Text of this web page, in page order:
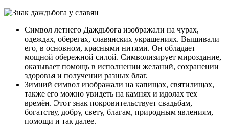
Символ летнего Даждьбога изображали на чурах,
одеждах, оберегах, славянских украшениях. Вышивали
его, в основном, красными нитями. Он обладает
мощной обережной силой. Символизирует мироздание,
оказывает помощь в исполнении желаний, сохранении
здоровья и получении разных благ.
Зимний символ изображали на капищах, святилищах,
также его можно увидеть на камнях и идолах тех
времён. Этот знак покровительствует свадьбам,
богатству, добру, свету, благам, природным явлениям,
помощи и так далее.